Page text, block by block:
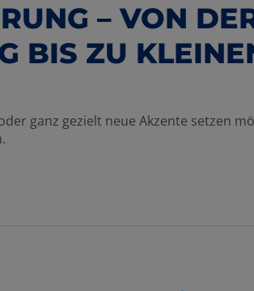
– VON
BIS ZU KLEINEN
ganz gezielt neue Akzente setzen